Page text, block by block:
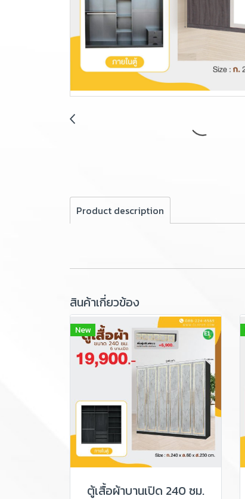
Product description
สินค้าเกี่ยวข้อง
New
ตู้เสื้อผ้าบานเปิด 240 ซม.